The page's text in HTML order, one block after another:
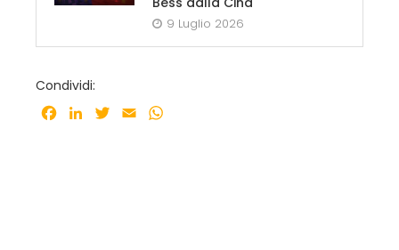
9 Luglio 2026
Condividi:
Facebook
LinkedInTwitter
Email